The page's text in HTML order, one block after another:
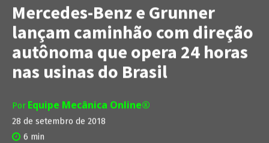
Mercedes-Benz e Grunner
lançam caminhão com direção
autônoma que opera 24 horas
nas usinas do Brasil
Por Equipe Mecânica Online®
28 de setembro de 2018
6 min